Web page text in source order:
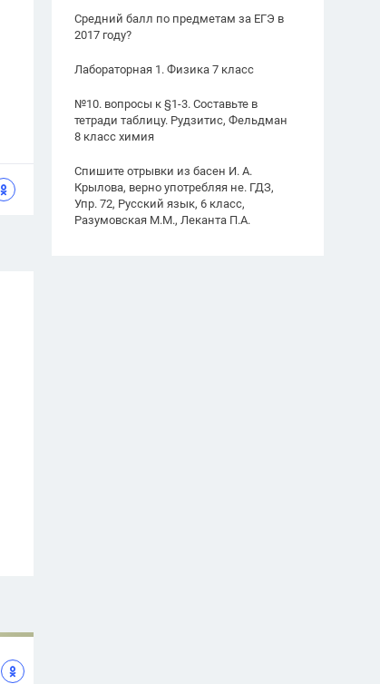
Средний балл по предметам за ЕГЭ в
2017 году?
Лабораторная 1. Физика 7 класс
№10. вопросы к §1-3. Составьте в
тетради таблицу. Рудзитис, Фельдман
8 класс химия
Спишите отрывки из басен И. А.
Крылова, верно употребляя не. ГДЗ,
Упр. 72, Русский язык, 6 класс,
Разумовская М.М., Леканта П.А.